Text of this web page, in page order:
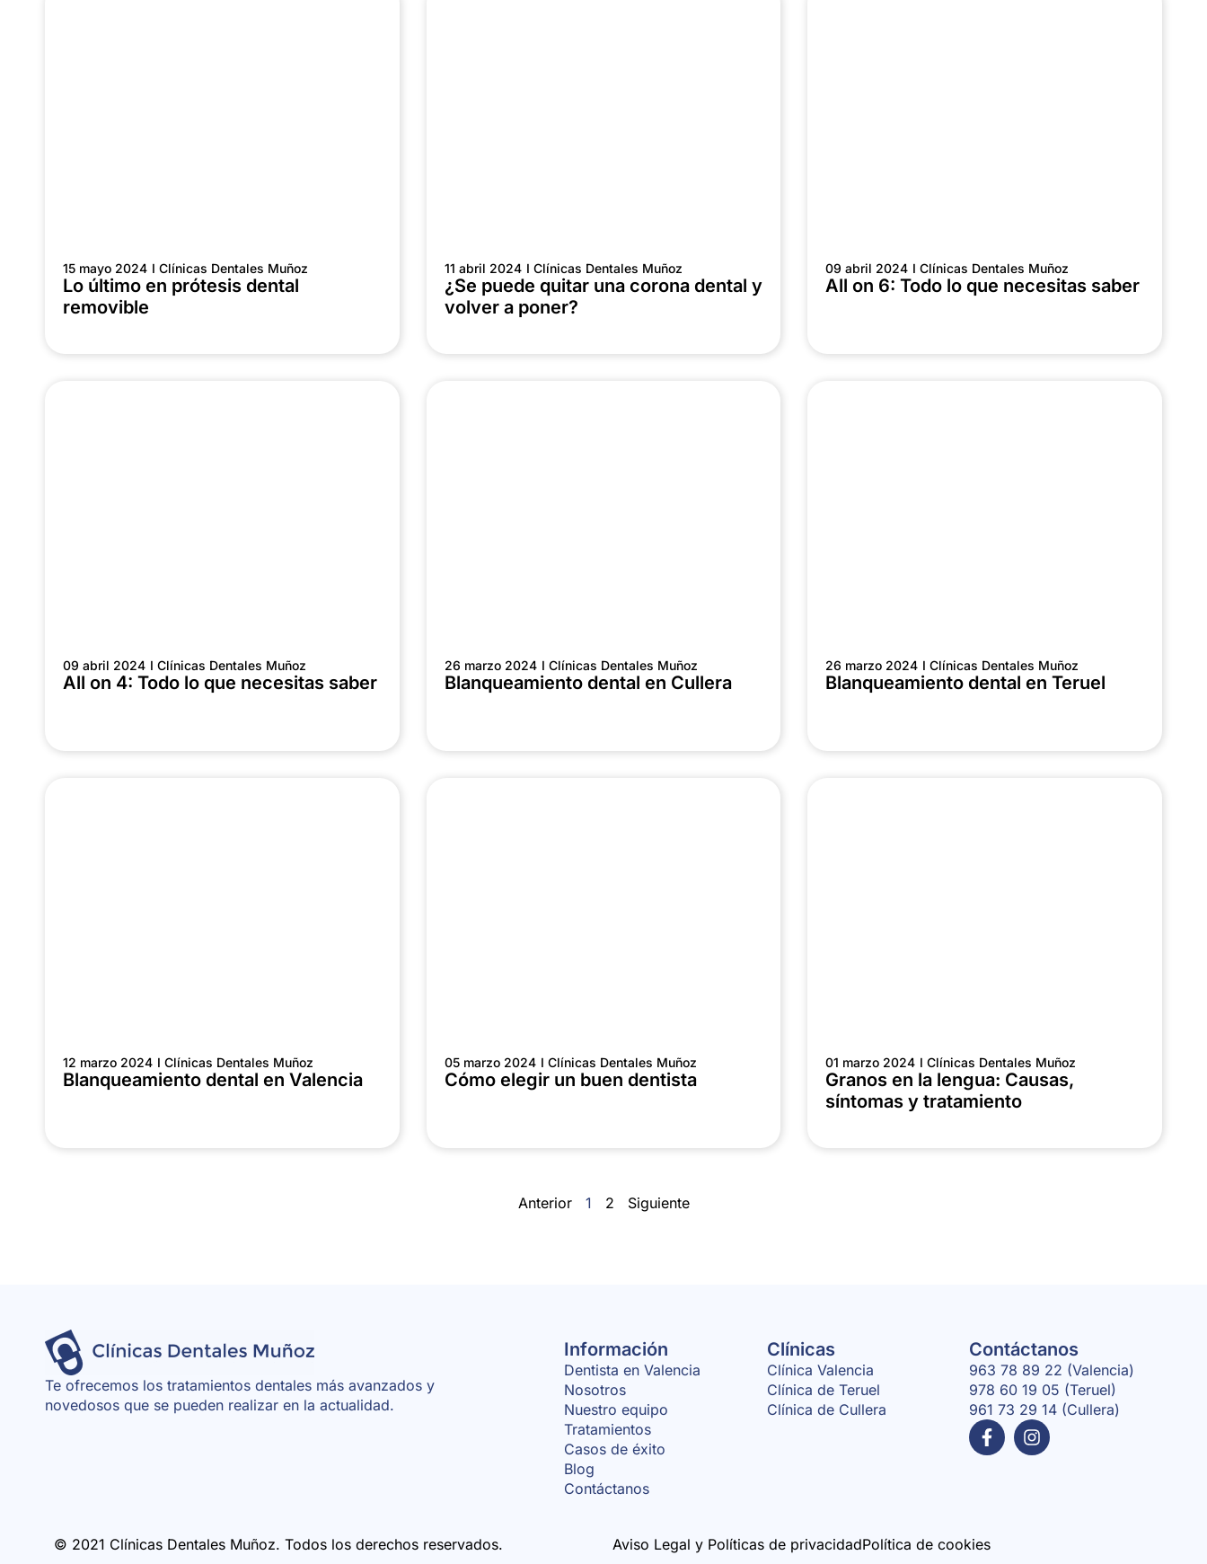
15 mayo 2024 I Clínicas Dentales Muñoz
Lo último en prótesis dental
removible
11 abril 2024 I Clínicas Dentales Muñoz
¿Se puede quitar una corona dental y
volver a poner?
09 abril 2024 I Clínicas Dentales Muñoz
All on 6: Todo lo que necesitas saber
09 abril 2024 I Clínicas Dentales Muñoz
All on 4: Todo lo que necesitas saber
26 marzo 2024 I Clínicas Dentales Muñoz
Blanqueamiento dental en Cullera
26 marzo 2024 I Clínicas Dentales Muñoz
Blanqueamiento dental en Teruel
12 marzo 2024 I Clínicas Dentales Muñoz
Blanqueamiento dental en Valencia
05 marzo 2024 I Clínicas Dentales Muñoz
Cómo elegir un buen dentista
01 marzo 2024 I Clínicas Dentales Muñoz
Granos en la lengua: Causas,
síntomas y tratamiento
Anterior 1 2 Siguiente
Te ofrecemos los tratamientos dentales más avanzados y
novedosos que se pueden realizar en la actualidad.
Información
Dentista en Valencia
Nosotros
Nuestro equipo
Tratamientos
Casos de éxito
Blog
Contáctanos
Clínicas
Clínica Valencia
Clínica de Teruel
Clínica de Cullera
Contáctanos
963 78 89 22 (Valencia)
978 60 19 05 (Teruel)
961 73 29 14 (Cullera)
© 2021 Clínicas Dentales Muñoz. Todos los derechos reservados. Aviso Legal y Políticas de privacidadPolítica de cookies